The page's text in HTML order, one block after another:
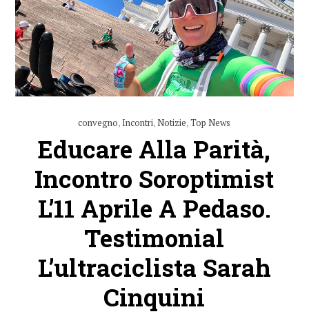
convegno, Incontri,Notizie,Top News
Educare Alla Parità,
Incontro Soroptimist
L’11 Aprile A Pedaso.
Testimonial
L’ultraciclista Sarah
Cinquini